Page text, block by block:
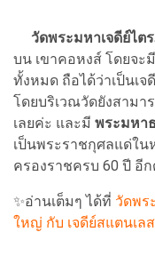
วัดพระมหาเจดีย์ไต
บน เขาคอหงส์ โดยจะ
ทั้งหมด ถือได้ว่าเป็นเจ
โดยบริเวณวัดยังสามา
เลยค่ะ และมี พระมหา
เป็นพระราชกุศลแด่ใน
ครองราชครบ 60 ปี อีก
✨อ่านเต็มๆ ได้ที่ วัดพร
ใหญ่ กับ เจดีย์สแตนเล